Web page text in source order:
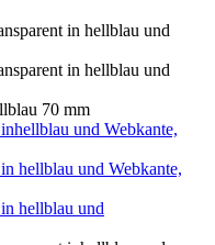
70 mm